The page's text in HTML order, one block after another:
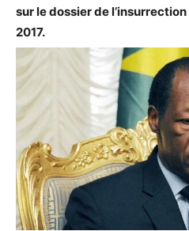
sur le dossier de
2017.